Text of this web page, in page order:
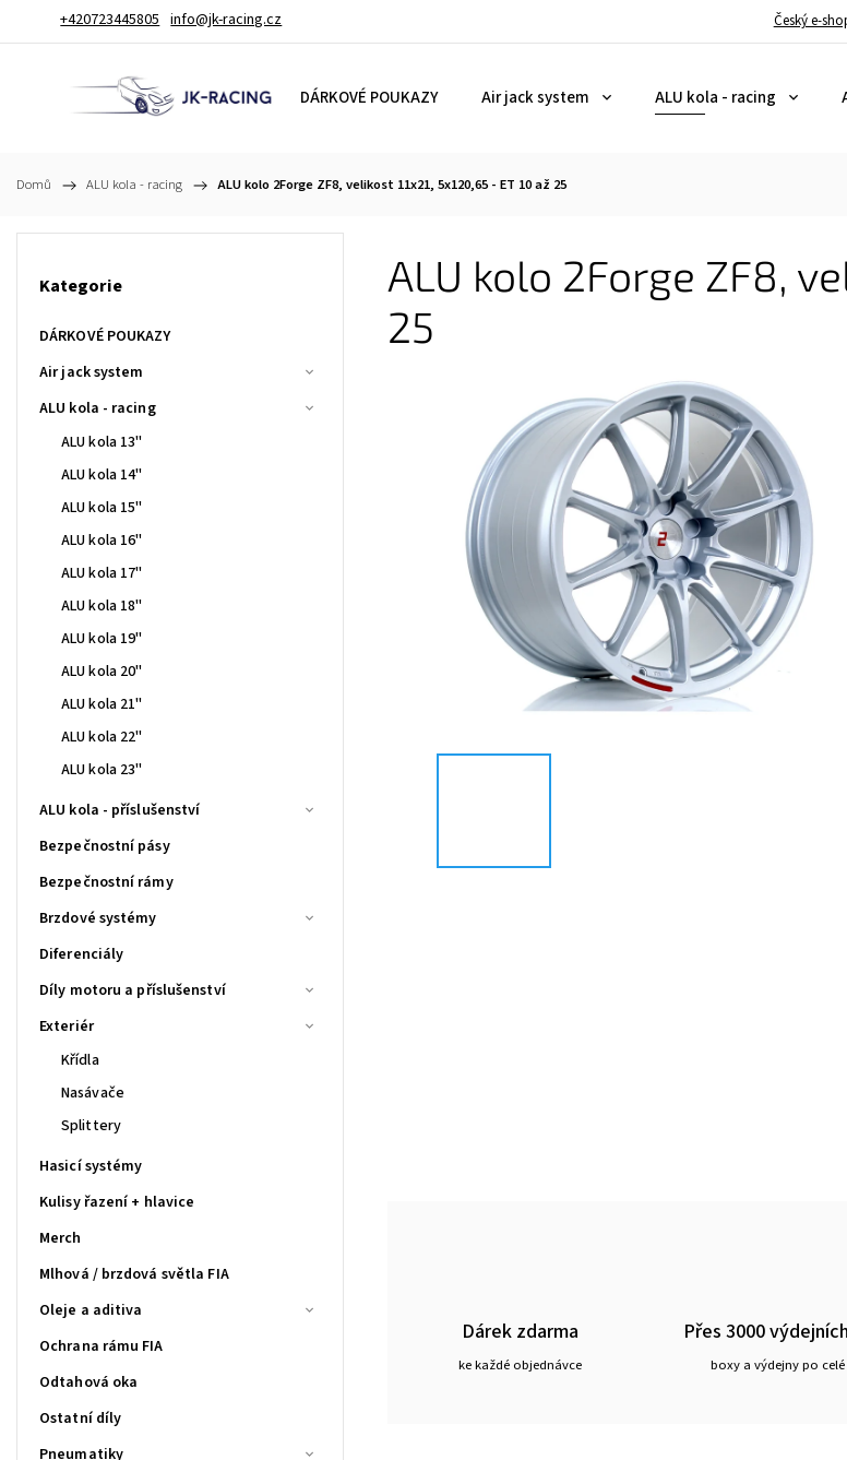
+420723445805 info@jk-racing.cz Český e-
DÁRKOVÉ POUKAZY Air jack system ALU kola - racing
Domů / ALU kola - racing / ALU kolo 2Forge ZF8, velikost 11x21, 5x120,65 - ET 10 až 25
Kategorie
DÁRKOVÉ POUKAZY
Air jack system
ALU kola - racing
ALU kola 13"
ALU kola 14"
ALU kola 15"
ALU kola 16"
ALU kola 17"
ALU kola 18"
ALU kola 19"
ALU kola 20"
ALU kola 21"
ALU kola 22"
ALU kola 23"
ALU kola - příslušenství
Bezpečnostní pásy
Bezpečnostní rámy
Brzdové systémy
Diferenciály
Díly motoru a příslušenství
Exteriér
Křídla
Nasávače
Splittery
Hasicí systémy
Kulisy řazení + hlavice
Merch
Mlhová / brzdová světla FIA
Oleje a aditiva
Ochrana rámu FIA
Odtahová oka
Ostatní díly
Pneumatiky
ALU kolo 2Forge ZF8,
25
Dárek zdarma
ke každé objednávce
Přes 3000
boxy a výdejny po celé